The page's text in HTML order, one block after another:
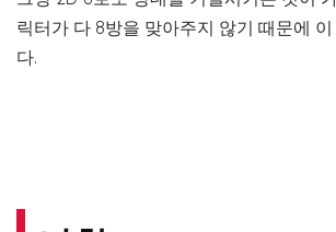
릭터가 다 8방을 맞아주지 않기 때문에
다.